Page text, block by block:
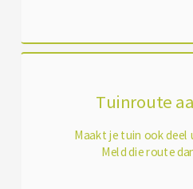
Tuinroute
Maakt je tuin ook deel
Meld die route